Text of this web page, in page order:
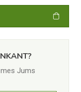
Jums